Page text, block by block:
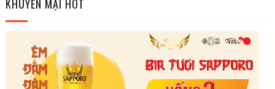
KHUYẾN MẠI HOT